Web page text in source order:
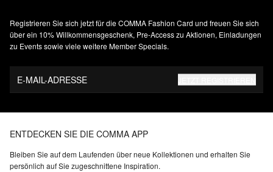
Registrieren Sie sich jetzt für die COMMA Fashion Card und freuen Sie sich
über ein 10% Willkommensgeschenk, Pre-Access zu Aktionen, Einladungen
zu Events sowie viele weitere Member Specials.
E-MAIL-ADRESSE
ENTDECKEN SIE DIE COMMA APP
Bleiben Sie auf dem Laufenden über neue Kollektionen und erhalten Sie
persönlich auf Sie zugeschnittene Inspiration.